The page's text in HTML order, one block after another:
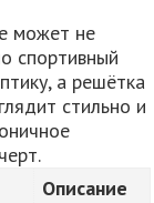
может не
спортивный
а решётка
стильно и
Описание